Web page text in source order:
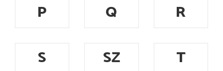
P
Q
R
S
SZ
T